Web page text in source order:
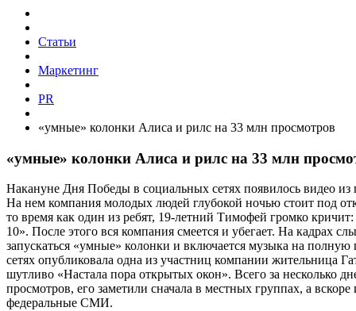
Статьи
Маркетинг
PR
«умные» колонки Алиса и рилс на 33 млн просмотров
«умные» колонки Алиса и рилс на 33 млн
Накануне Дня Победы в социальных сетях появилось видео
На нем компания молодых людей глубокой ночью стоит под
то время как один из ребят, 19-летний Тимофей громко
10». После этого вся компания смеется и убегает. На кадрах
запускаться «умные» колонки и включается музыка на
сетях опубликовала одна из участниц компании жительница
шутливо «Настала пора открытых окон». Всего за несколько
просмотров, его заметили сначала в местных группах, а
федеральные СМИ.